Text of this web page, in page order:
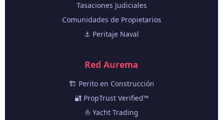
Tasaciones Judiciales
Comunidades de Propietarios
⚓ Peritaje Naval
Red Aurema
🏗️ Perito en Construcción
🔐 PropTrust Verified™
⛵ Yacht Trading